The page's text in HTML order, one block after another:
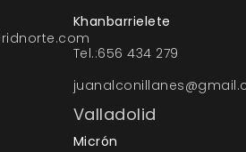
Khanbarrielete
Tel.:656 434 279
Valladolid
Micrón